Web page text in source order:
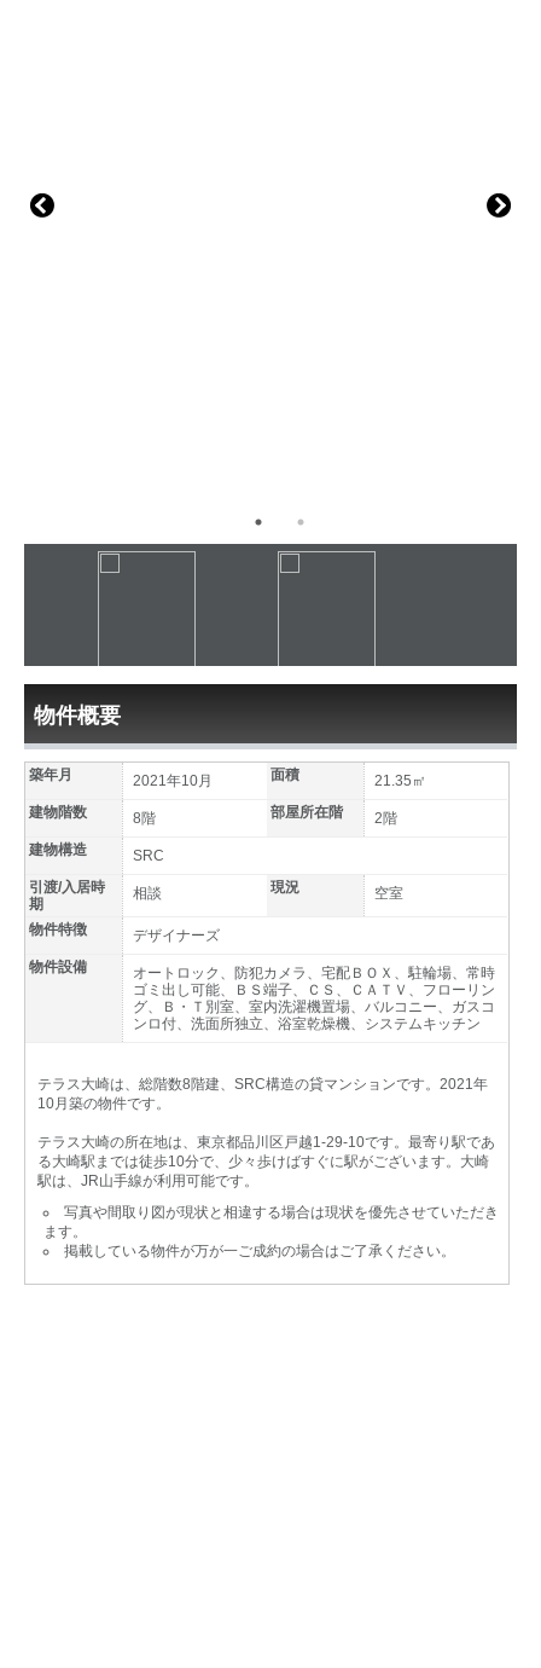
物件概要
築年月 2021年10月 面積
21.35㎡
建物階数
8階 部屋所在階
2階
建物構造
SRC
引渡/入居時
期
相談 現況 空室
物件特徴
デザイナーズ
物件設備
オートロック、防犯カメラ、宅配ＢＯＸ、駐輪場、常時
ゴミ出し可能、ＢＳ端子、ＣＳ、ＣＡＴＶ、フローリン
グ、Ｂ・Ｔ別室、室内洗濯機置場、バルコニー、ガスコ
ンロ付、洗面所独立、浴室乾燥機、システムキッチン
テラス大崎は、総階数8階建、SRC構造の貸マンションです。2021年
10月築の物件です。
テラス大崎の所在地は、東京都品川区戸越1-29-10です。最寄り駅であ
る大崎駅までは徒歩10分で、少々歩けばすぐに駅がございます。大崎
駅は、JR山手線が利用可能です。
写真や間取り図が現状と相違する場合は現状を優先させていただき
ます。
掲載している物件が万が一ご成約の場合はご了承ください。